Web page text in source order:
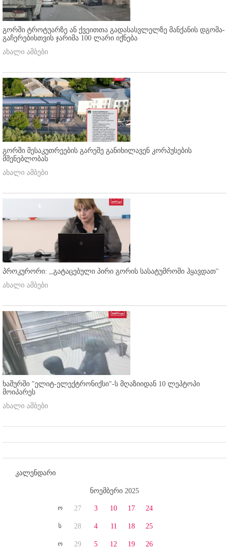
გორში ტროტუარზე ან ქვეითთა გადასასვლელზე მანქანის დგომა-
გაჩერებისთვის ჯარიმა 100 ლარი იქნება
ახალი ამბები
გორში მესაკუთრეების გარეშე განიხილავენ კორპუსების
მშენებლობას
ახალი ამბები
პროკურორი: ,,გატაცებული პირი გორის სასატუმროში ჰყავდათ''
ახალი ამბები
ხაშურში "ელიტ-ელექტრონიქსი"-ს მღაზიიდან 10 ლეპტოპი
მოიპარეს
ახალი ამბები
კალენდარი
ნოემბერი 2025
ო
ს
ო
27
28
29
3
4
5
10
11
12
17
18
19
24
25
26